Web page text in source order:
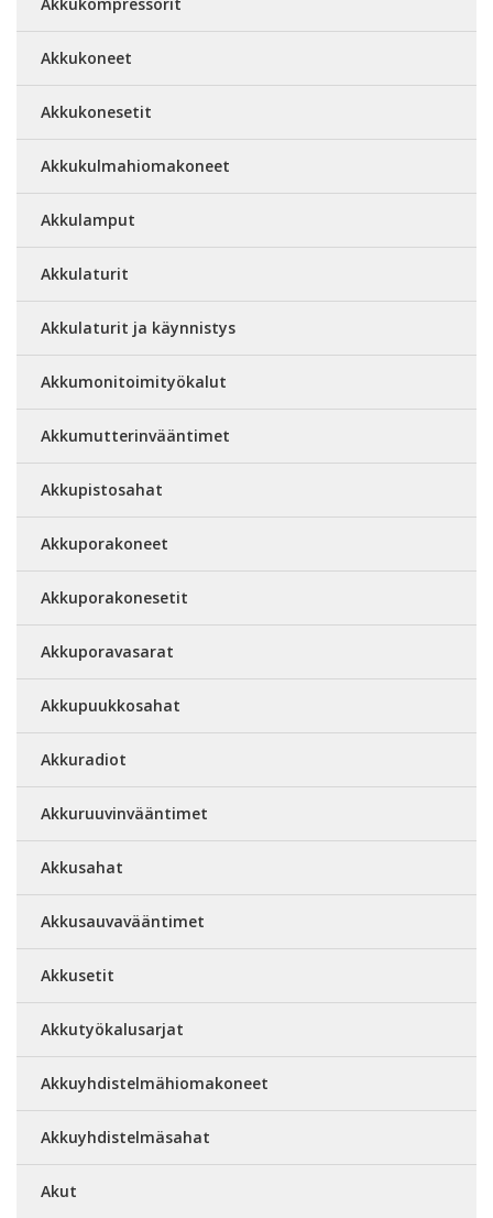
Akkukoneet
Akkukonesetit
Akkukulmahiomakoneet
Akkulamput
Akkulaturit
Akkulaturit ja käynnistys
Akkumonitoimityökalut
Akkumutterinvääntimet
Akkupistosahat
Akkuporakoneet
Akkuporakonesetit
Akkuporavasarat
Akkupuukkosahat
Akkuradiot
Akkuruuvinvääntimet
Akkusahat
Akkusauvavääntimet
Akkusetit
Akkutyökalusarjat
Akkuyhdistelmähiomakoneet
Akkuyhdistelmäsahat
Akut